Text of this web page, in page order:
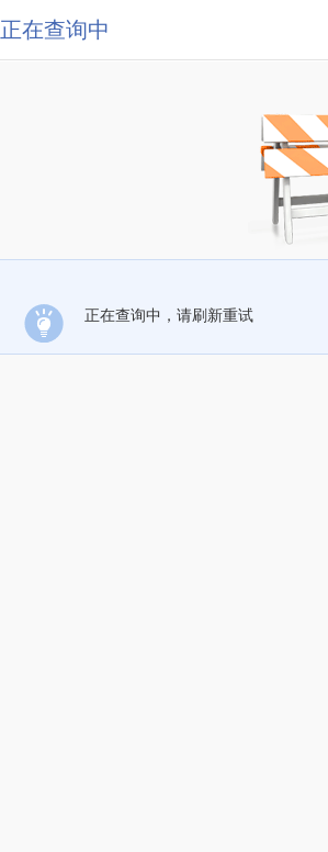
正在查询中
正在查询中，请刷新重试